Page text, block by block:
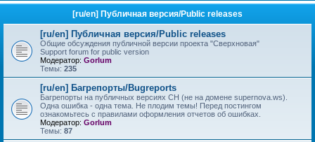
[ru/en] Публичная версия/Public releases
[ru/en] Публичная версия/Public releases
Общие обсуждения публичной версии проекта "Сверхновая"
Support forum for public version
Модератор: Gorlum
Темы: 235
[ru/en] Багрепорты/Bugreports
Багрепорты на публичных версиях СН (не на домене supernova.ws).
Одна ошибка - одна тема. Не плодим темы! Перед постингом
ознакомьтесь с правилами оформления отчетов об ошибках.
Модератор: Gorlum
Темы: 87